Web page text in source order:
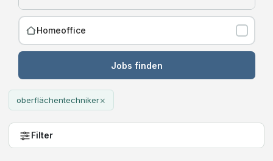
Homeoffice
Jobs finden
oberflächentechniker×
Filter